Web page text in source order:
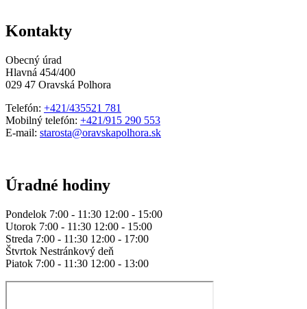
Kontakty
Obecný úrad
Hlavná 454/400
029 47 Oravská Polhora
Telefón: +421/435521 781
Mobilný telefón: +421/915 290 553
E-mail: starosta@oravskapolhora.sk
Úradné hodiny
Pondelok 7:00 - 11:30 12:00 - 15:00
Utorok 7:00 - 11:30 12:00 - 15:00
Streda 7:00 - 11:30 12:00 - 17:00
Štvrtok Nestránkový deň
Piatok 7:00 - 11:30 12:00 - 13:00